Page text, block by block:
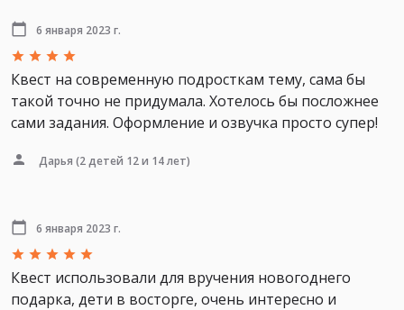
6 января 2023 г.
Квест на современную подросткам тему, сама бы
такой точно не придумала. Хотелось бы посложнее
сами задания. Оформление и озвучка просто супер!
Дарья (2 детей 12 и 14 лет)
6 января 2023 г.
Квест использовали для вручения новогоднего
подарка, дети в восторге, очень интересно и